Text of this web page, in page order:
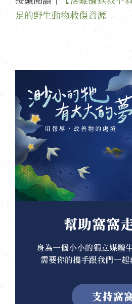
足的野生動物救傷資源
幫助窩窩
身為一個小小的獨立媒體
需要你的攜手跟我們一起
支持窩